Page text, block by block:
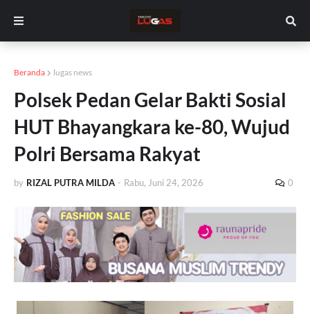
Beranda lugas news
Polsek Pedan Gelar Bakti Sosial
HUT Bhayangkara ke-80, Wujud
Polri Bersama Rakyat
by RIZAL PUTRA MILDA - Rabu, Juni 24, 2026 0